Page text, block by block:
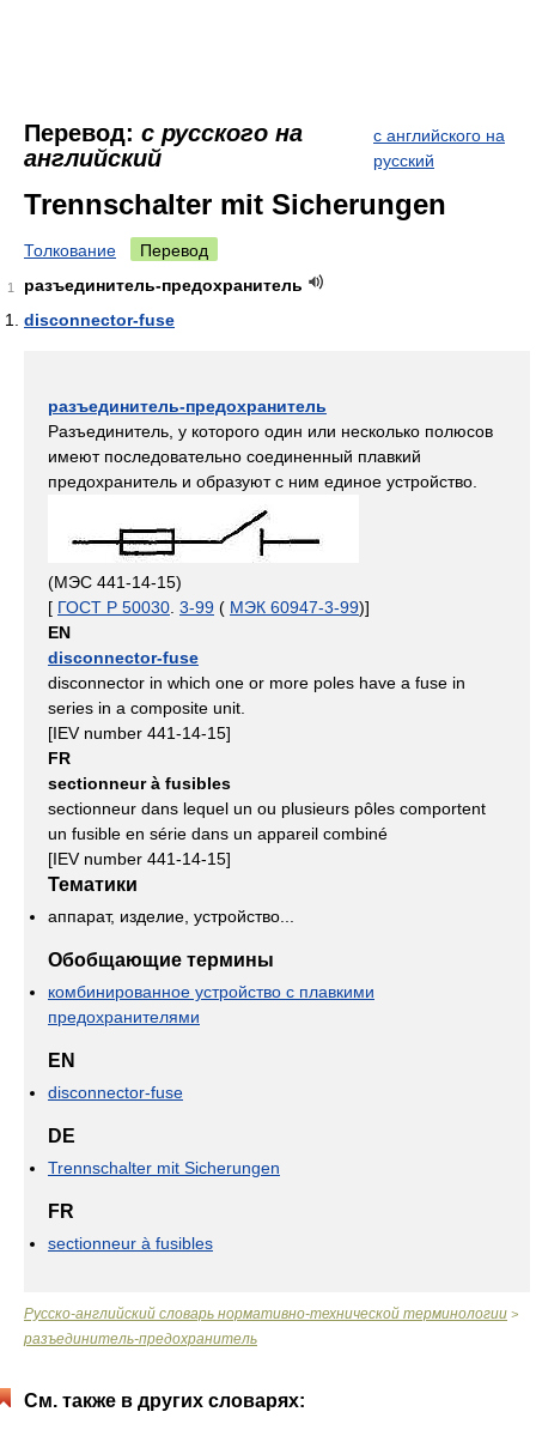
Перевод: с русского на
английский
с английского на
русский
Trennschalter mit Sicherungen
Толкование Перевод
1
разъединитель-предохранитель
disconnector-fuse
разъединитель-предохранитель
Разъединитель, у которого один или несколько полюсов
имеют последовательно соединенный плавкий
предохранитель и образуют с ним единое устройство.
(МЭС 441-14-15)
[ ГОСТ Р 50030 3-99 ( МЭК 60947-3-99)]
EN
disconnector-fuse
disconnector in which one or more poles have a fuse in
series in a composite unit.
[IEV number 441-14-15]
FR
sectionneur à fusibles
sectionneur dans lequel un ou plusieurs pôles comportent
un fusible en série dans un appareil combiné
[IEV number 441-14-15]
Тематики
аппарат, изделие, устройство...
Обобщающие термины
комбинированное устройство с плавкими
предохранителями
EN
disconnector-fuse
DE
Trennschalter mit Sicherungen
FR
sectionneur à fusibles
Русско-английский словарь нормативно-технической терминологии >
разъединитель-предохранитель
См. также в других словарях: